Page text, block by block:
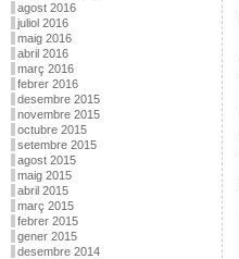
agost 2016
juliol 2016
maig 2016
abril 2016
març 2016
febrer 2016
desembre 2015
novembre 2015
octubre 2015
setembre 2015
agost 2015
maig 2015
abril 2015
març 2015
febrer 2015
gener 2015
desembre 2014